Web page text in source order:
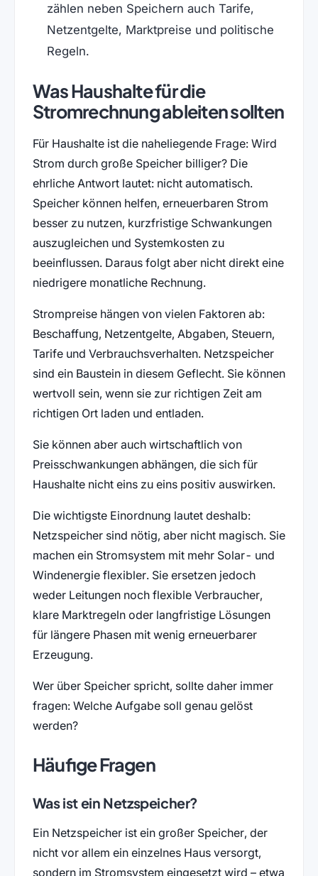
zählen neben Speichern auch Tarife,
Netzentgelte, Marktpreise und politische
Regeln.
Was Haushalte für die
Stromrechnung ableiten sollten
Für Haushalte ist die naheliegende Frage: Wird
Strom durch große Speicher billiger? Die
ehrliche Antwort lautet: nicht automatisch.
Speicher können helfen, erneuerbaren Strom
besser zu nutzen, kurzfristige Schwankungen
auszugleichen und Systemkosten zu
beeinflussen. Daraus folgt aber nicht direkt eine
niedrigere monatliche Rechnung.
Strompreise hängen von vielen Faktoren ab:
Beschaffung, Netzentgelte, Abgaben, Steuern,
Tarife und Verbrauchsverhalten. Netzspeicher
sind ein Baustein in diesem Geflecht. Sie können
wertvoll sein, wenn sie zur richtigen Zeit am
richtigen Ort laden und entladen.
Sie können aber auch wirtschaftlich von
Preisschwankungen abhängen, die sich für
Haushalte nicht eins zu eins positiv auswirken.
Die wichtigste Einordnung lautet deshalb:
Netzspeicher sind nötig, aber nicht magisch. Sie
machen ein Stromsystem mit mehr Solar- und
Windenergie flexibler. Sie ersetzen jedoch
weder Leitungen noch flexible Verbraucher,
klare Marktregeln oder langfristige Lösungen
für längere Phasen mit wenig erneuerbarer
Erzeugung.
Wer über Speicher spricht, sollte daher immer
fragen: Welche Aufgabe soll genau gelöst
werden?
Häufige Fragen
Was ist ein Netzspeicher?
Ein Netzspeicher ist ein großer Speicher, der
nicht vor allem ein einzelnes Haus versorgt,
sondern im Stromsystem eingesetzt wird – etwa